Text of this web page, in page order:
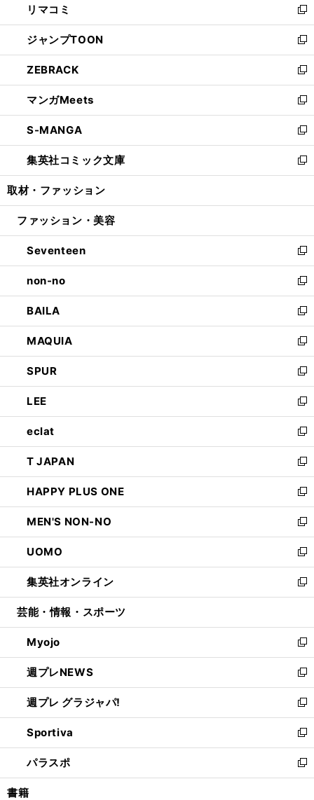
で
開
く
ド
ウ
で
開
く
ィ
ン
ド
ウ
で
開
く
い
ウ
ィ
ン
ド
ウ
で
開
く
リマコミ
新
し
い
ウ
ィ
ン
ド
ウ
で
開
く
ジャンプTOON
新
し
い
ウ
ィ
ン
ド
ウ
で
開
ZEBRACK
新
し
い
ウ
ィ
ン
ド
ウ
開
マンガMeets
新
し
い
ウ
ィ
ン
ウ
開
く
S-MANGA
新
し
い
ウ
ン
ウ
で
開
く
集英社コミック文庫
新
し
ウ
ン
ド
ウ
で
開
く
取材・ファッション
ファッション・美容
Seventeen
新
し
い
ウ
ィ
ン
ド
ウ
で
開
く
non-no
新
し
い
ウ
ィ
ン
ド
ウ
で
開
く
BAILA
新
し
い
ウ
ィ
ン
ド
ウ
で
開
く
MAQUIA
新
し
い
ウ
ィ
ン
ド
ウ
で
開
く
SPUR
新
し
い
ウ
ィ
ン
ド
ウ
で
開
く
LEE
新
し
い
ウ
ィ
ン
ド
ウ
で
開
く
eclat
新
し
い
ウ
ィ
ン
ド
ウ
で
開
く
T JAPAN
新
し
い
ウ
ィ
ン
ド
ウ
で
開
HAPPY PLUS ONE
新
し
い
ウ
ィ
ン
ド
ウ
開
く
MEN'S NON-NO
新
し
い
ウ
ィ
ン
ウ
で
開
く
UOMO
新
し
い
ウ
ン
ド
ウ
で
開
く
集英社オンライン
新
し
ウ
ィ
ン
ド
ウ
で
開
く
芸能・情報・スポーツ
Myojo
新
し
い
ウ
ィ
ン
ド
ウ
で
開
週プレNEWS
新
し
い
ウ
ィ
ン
ド
ウ
週プレ グラジャパ!
新
し
い
ウ
ィ
ン
Sportiva
新
し
い
ウ
パラスポ
新
し
書籍